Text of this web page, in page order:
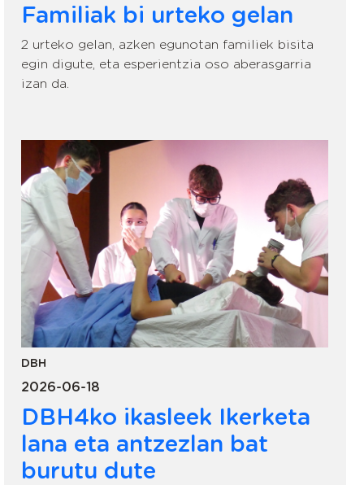
Familiak bi urteko gelan
2 urteko gelan, azken egunotan familiek bisita
egin digute, eta esperientzia oso aberasgarria
izan da.
DBH
2026-06-18
DBH4ko ikasleek Ikerketa
lana eta antzezlan bat
burutu dute